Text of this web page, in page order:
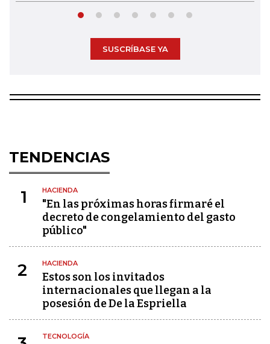
SUSCRÍBASE YA
TENDENCIAS
1 HACIENDA
"En las próximas horas firmaré el
decreto de congelamiento del gasto
público"
2 HACIENDA
Estos son los invitados
internacionales que llegan a la
posesión de De la Espriella
TECNOLOGÍA